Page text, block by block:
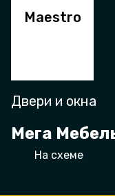
Maestro
Двери и окна
Мега
На схеме